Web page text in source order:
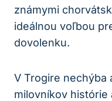
známymi
ideálnou voľbou
dovolenku.
V Trogire nechýba
milovníkov histórie